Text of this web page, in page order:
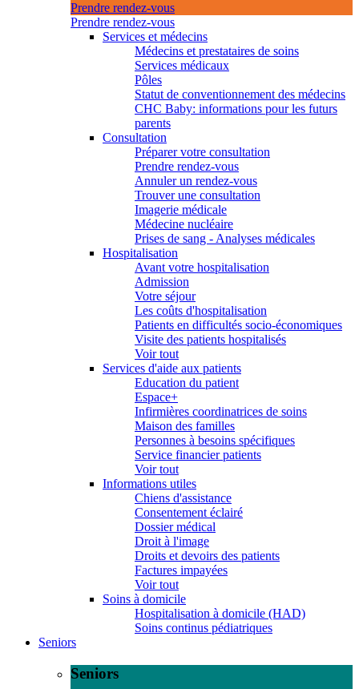
Prendre rendez-vous
Prendre rendez-vous
Services et médecins
Médecins et prestataires de soins
Services médicaux
Pôles
Statut de conventionnement des médecins
CHC Baby: informations pour les futurs
parents
Consultation
Préparer votre consultation
Prendre rendez-vous
Annuler un rendez-vous
Trouver une consultation
Imagerie médicale
Médecine nucléaire
Prises de sang - Analyses médicales
Hospitalisation
Avant votre hospitalisation
Admission
Votre séjour
Les coûts d'hospitalisation
Patients en difficultés socio-économiques
Visite des patients hospitalisés
Voir tout
Services d'aide aux patients
Education du patient
Espace+
Infirmières coordinatrices de soins
Maison des familles
Personnes à besoins spécifiques
Service financier patients
Voir tout
Informations utiles
Chiens d'assistance
Consentement éclairé
Dossier médical
Droit à l'image
Droits et devoirs des patients
Factures impayées
Voir tout
Soins à domicile
Hospitalisation à domicile (HAD)
Soins continus pédiatriques
Seniors
Seniors